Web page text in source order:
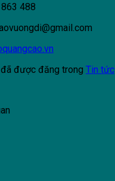
488
được đăng trong Tin tức